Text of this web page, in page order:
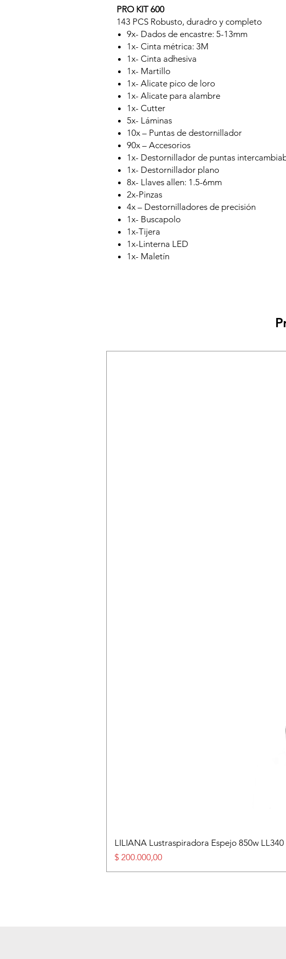
PRO KIT 600
143 PCS Robusto, duradro y completo
9x- Dados de encastre: 5-13mm
1x- Cinta métrica: 3M
1x- Cinta adhesiva
1x- Martillo
1x- Alicate pico de loro
1x- Alicate para alambre
1x- Cutter
5x- Láminas
10x – Puntas de destornillador
90x – Accesorios
1x- Destornillador de puntas
1x- Destornillador plano
8x- Llaves allen: 1.5-6mm
2x-Pinzas
4x – Destornilladores de precisión
1x- Buscapolo
1x-Tijera
1x-Linterna LED
1x- Maletín
LILIANA Lustraspiradora Espejo 850w LL340
Precio
$ 200.000,00